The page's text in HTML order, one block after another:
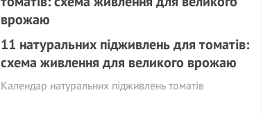
11 натуральних підживлень для томатів:
схема живлення для великого врожаю
Календар натуральних підживлень томатів